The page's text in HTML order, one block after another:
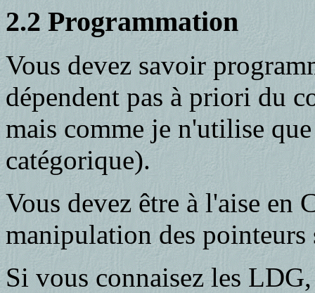
2.2 Programmation
Vous devez savoir
dépendent pas à priori du
mais comme je n'utilise
catégorique).
Vous devez être à l'aise en
manipulation des
Si vous connaisez les